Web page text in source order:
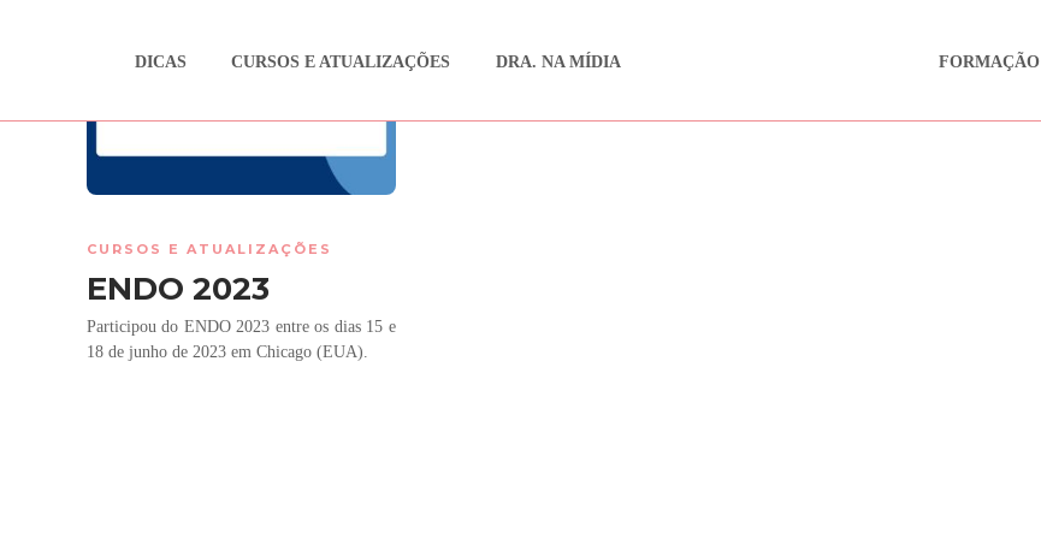
DICAS CURSOS E ATUALIZAÇÕES DRA. NA MÍDIA FORMAÇÃO
CURSOS E ATUALIZAÇÕES
ENDO 2023
Participou do ENDO 2023 entre os dias 15 e
18 de junho de 2023 em Chicago (EUA).